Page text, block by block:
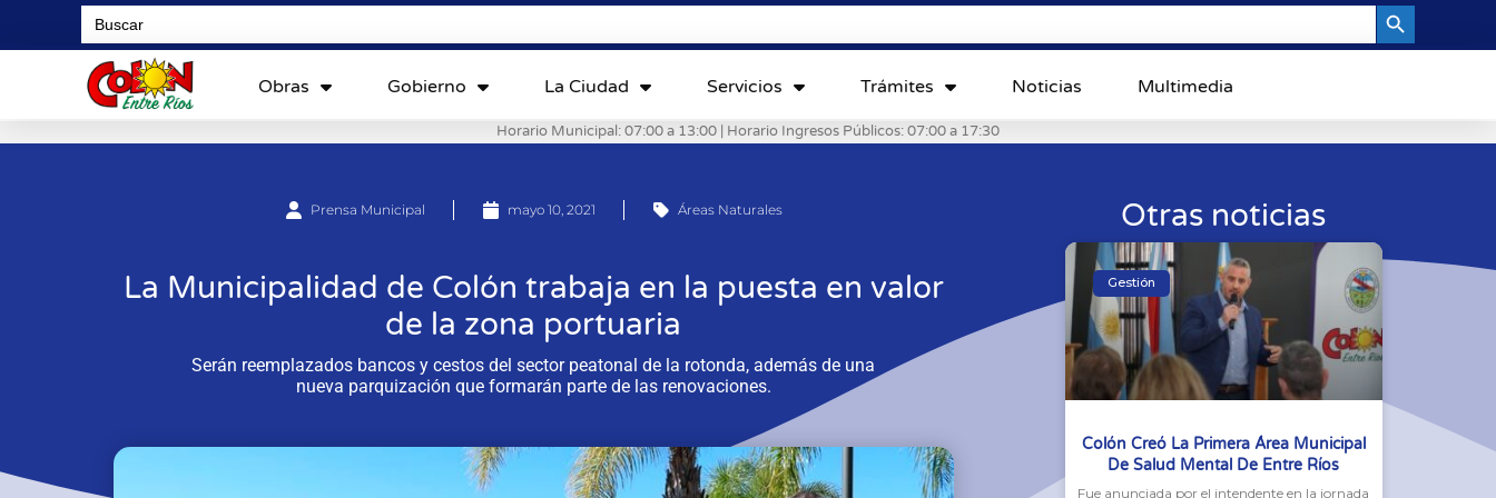
Search
for:
Obras Gobierno La Ciudad Servicios Trámites Noticias Multimedia
Horario Municipal: 07:00 a 13:00 | Horario Ingresos Públicos: 07:00 a 17:30
Prensa Municipal mayo 10, 2021 Áreas Naturales
La Municipalidad de Colón trabaja en la puesta en valor
de la zona portuaria
Serán reemplazados bancos y cestos del sector peatonal de la rotonda, además de una
nueva parquización que formarán parte de las renovaciones.
Otras noticias
Gestión
Colón Creó La Primera Área Municipal
De Salud Mental De Entre Ríos
Fue anunciada por el intendente en la jornada